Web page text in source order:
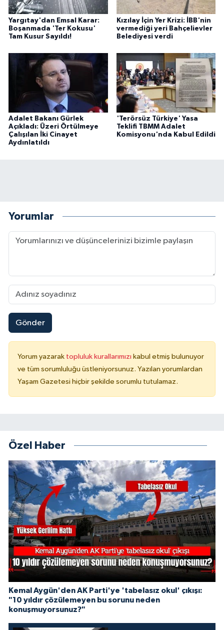
Yargıtay'dan Emsal Karar:
Boşanmada 'Ter Kokusu'
Tam Kusur Sayıldı!
Kızılay İçin Yer Krizi: İBB'nin
vermediği yeri Bahçelievler
Belediyesi verdi
Adalet Bakanı Gürlek
Açıkladı: Üzeri Örtülmeye
Çalışılan İki Cinayet
Aydınlatıldı
'Terörsüz Türkiye' Yasa
Teklifi TBMM Adalet
Komisyonu'nda Kabul Edildi
Yorumlar
Gönder
Yorum yazarak topluluk kurallarımızı kabul etmiş bulunuyor
ve tüm sorumluluğu üstleniyorsunuz. Yazılan yorumlardan
Yaşam Gazetesi hiçbir şekilde sorumlu tutulamaz.
Özel Haber
Kemal Aygün'den AK Parti'ye 'tabelasız okul' çıkışı:
"10 yıldır çözülemeyen bu sorunu neden
konuşmuyorsunuz?"